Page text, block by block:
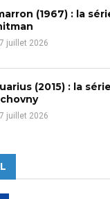
(1967) : la
juillet 2026
(2015) : la
juillet 2026